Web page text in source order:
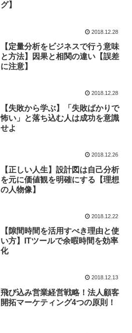
グ】
2018.12.28
【定量分析をビジネスで行う意味
と方法】因果と相関の違い【誤差
に注意】
2018.12.28
【失敗から学ぶ】「失敗ばかりで
怖い」と落ち込む人は成功を意識
せよ
2018.12.26
【正しい人生】設計図は自己分析
を元に価値観を明確にする【理想
の人物像】
2018.12.22
【隙間時間を活用すべき理由と使
い方】ITツールで余暇時間を効率
化
2018.12.13
飛び込み営業経営戦略！法人顧客
開拓マーケティング4つの原則！